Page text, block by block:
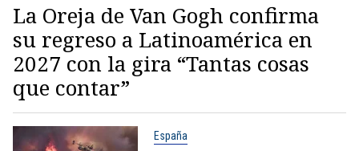
La Oreja de Van Gogh confirma
su regreso a Latinoamérica en
2027 con la gira “Tantas cosas
que contar”
España